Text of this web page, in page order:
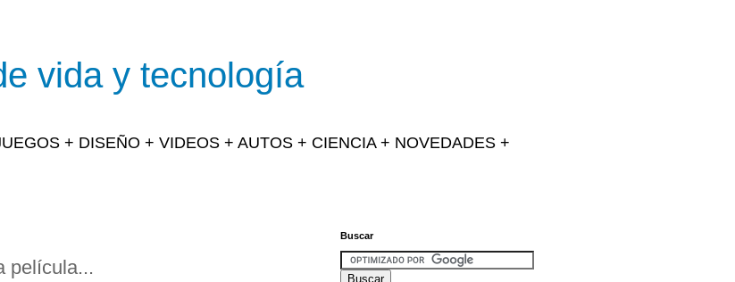
vida y tecnología
+ DISEÑO + VIDEOS + AUTOS + CIENCIA + NOVEDADES +
película...
Buscar